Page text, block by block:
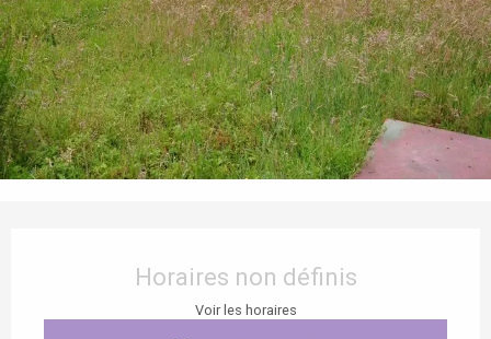
Horaires non définis
Voir les horaires